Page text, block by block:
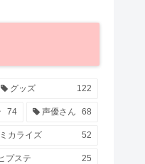
グッズ 122
74 声優さん 68
カライズ 52
プステ 25